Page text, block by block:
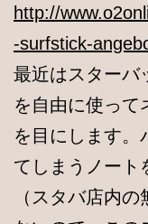
http://
-surfstick-
最近はスターバ
を自由に使って
を目にします。
てしまうノート
（スタバ店内